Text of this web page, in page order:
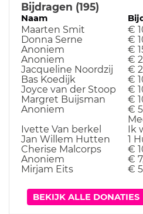
Bijdragen (195)
Naam
Maarten Smit €
Donna Serne
€
Anoniem
€
Anoniem
€
Jacqueline Noordzij
€
Bas Koedijk
€
Joyce van der Stoop
€
Margret Buijsman
€
Anoniem
€
Ivette Van berkel
Ik
Jan Willem Hutten
1
Cherise Malcorps
€
Anoniem
€
Mirjam Eits
€
BEKIJK ALLE DONATIES